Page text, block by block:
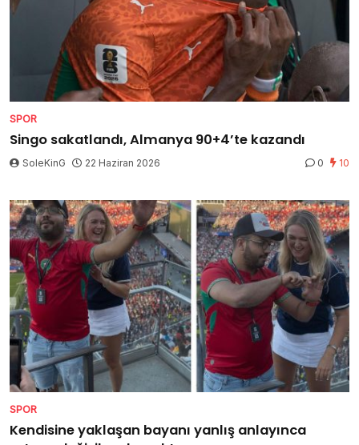
SPOR
Singo sakatlandı, Almanya 90+4’te kazandı
SoleKinG 22 Haziran 2026 0 10
SPOR
Kendisine yaklaşan bayanı yanlış anlayınca